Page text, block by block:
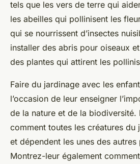
tels que les vers de terre qui
les abeilles qui pollinisent les
qui se nourrissent d’insectes
installer des abris pour oiseaux
des plantes qui attirent les
Faire du jardinage avec les
l’occasion de leur enseigner
de la nature et de la biodiversité.
comment toutes les créatures du
et dépendent les unes des
Montrez-leur également